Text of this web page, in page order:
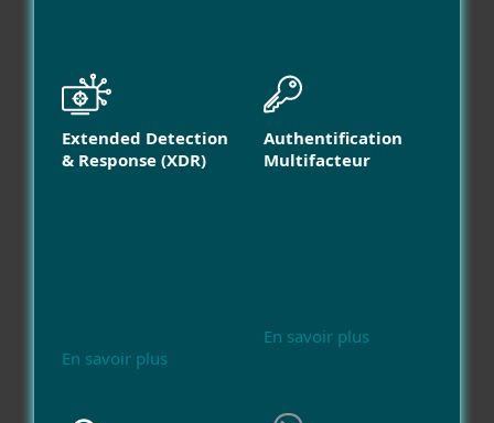
Extended Detection
& Response (XDR)
En savoir plus
Authentification
Multifacteur
En savoir plus